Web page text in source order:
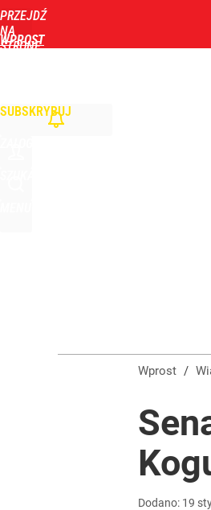
PRZEJDŹ
NA
STRONĘ
WPROST
SUBSKRYBUJ
Wprost /
Dodano: 19